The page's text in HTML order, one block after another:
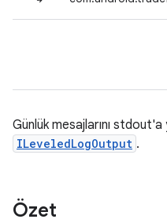
Günlük mesajlarını
ILeveledLogOutput .
Özet